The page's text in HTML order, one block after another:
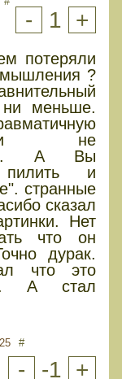
- 1 +
потеряли
мышления ?
меньше.
и не
А Вы
пилить и
странные
сказал
Нет
что он
дурак.
что это
А стал
#
- -1 +